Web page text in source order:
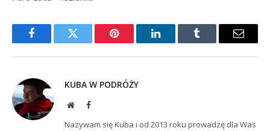
FacebookTwitter Pinterest LinkedInTumblr Email
KUBA W PODRÓŻY
WebsiteFacebook
Nazywam się Kuba i od 2013 roku prowadzę dla Was